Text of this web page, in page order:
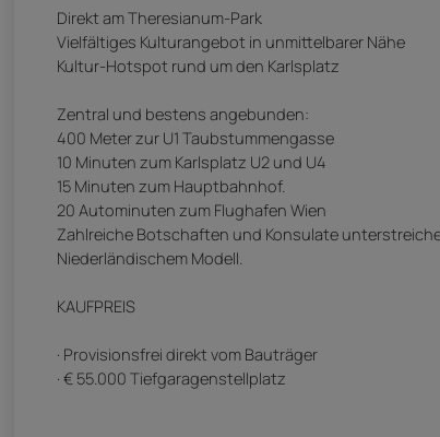
Direkt am Theresianum-Park
Vielfältiges Kulturangebot in unmittelbarer Nähe
Kultur-Hotspot rund um den Karlsplatz
Zentral und bestens angebunden:
400 Meter zur U1 Taubstummengasse
10 Minuten zum Karlsplatz U2 und U4
15 Minuten zum Hauptbahnhof.
20 Autominuten zum Flughafen Wien
Zahlreiche Botschaften und Konsulate
Niederländischem Modell.
KAUFPREIS
· Provisionsfrei direkt vom Bauträger
· € 55.000 Tiefgaragenstellplatz